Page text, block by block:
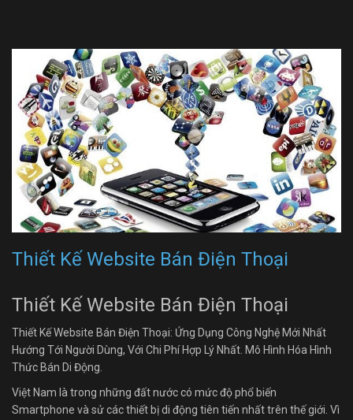
Thiết Kế Website Bán Điện Thoại
Thiết Kế Website Bán Điện Thoại
Thiết Kế Website Bán Điện Thoại: Ứng Dụng Công Nghệ Mới Nhất
Hướng Tới Người Dùng, Với Chi Phí Hợp Lý Nhất. Mô Hình Hóa Hình
Thức Bán Di Động.
Việt Nam là trong những đất nước có mức độ phổ biến
Smartphone và sử các thiết bị di động tiên tiến nhất trên thế giới. Vì